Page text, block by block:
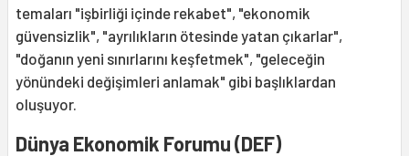
temaları "işbirliği içinde rekabet", "ekonomik
güvensizlik", "ayrılıkların ötesinde yatan çıkarlar",
"doğanın yeni sınırlarını keşfetmek", "geleceğin
yönündeki değişimleri anlamak" gibi başlıklardan
oluşuyor.
Dünya Ekonomik Forumu (DEF)